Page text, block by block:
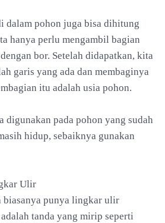
dalam pohon juga bisa dihitung
hanya perlu mengambil bagian
bor. Setelah didapatkan, kita
garis yang ada dan membaginya
itu adalah usia pohon.
digunakan pada pohon yang sudah
hidup, sebaiknya gunakan
Ulir
biasanya punya lingkar ulir
tanda yang mirip seperti